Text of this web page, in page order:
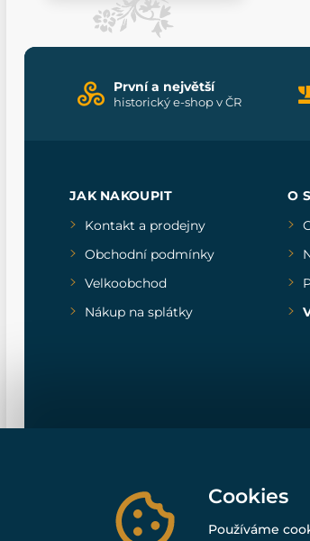
První a největší
historický e-shop v ČR
JAK NAKOUPIT
Kontakt a prodejny
Obchodní podmínky
Velkoobchod
Nákup na splátky
O
Cookies
Používáme